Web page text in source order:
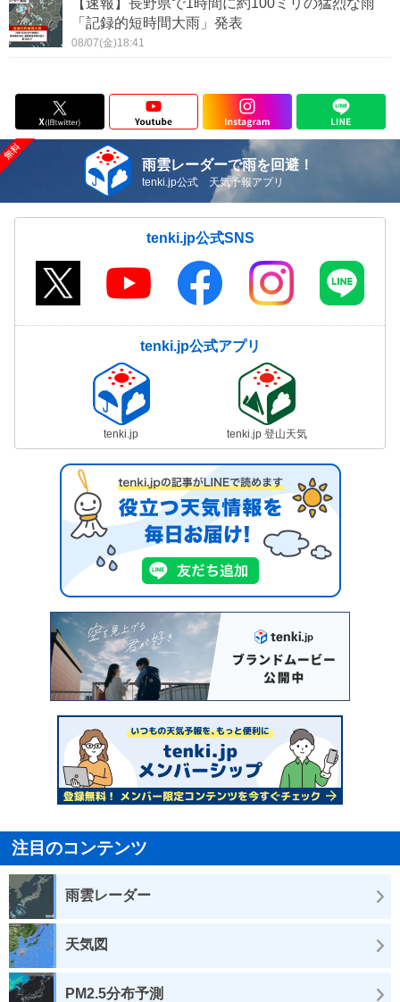
【速報】長野県で1時間に約100ミリの猛烈な雨
「記録的短時間大雨」発表
08/07(金)18:41
雨雲レーダーで雨を回避！
tenki.jp公式 天気予報アプリ
tenki.jp公式SNS
tenki.jp公式アプリ
tenki.jp tenki.jp 登山天気
注目のコンテンツ
雨雲レーダー
天気図
PM2.5分布予測